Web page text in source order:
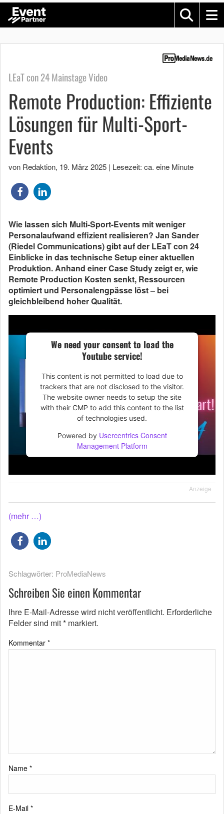
LEaT con 24 Mainstage Video
Remote Production: Effiziente
Lösungen für Multi-Sport-
Events
von Redaktion, 19. März 2025 | Lesezeit: ca. eine Minute
Wie lassen sich Multi-Sport-Events mit weniger
Personalaufwand effizient realisieren? Jan Sander
(Riedel Communications) gibt auf der LEaT con 24
Einblicke in das technische Setup einer aktuellen
Produktion. Anhand einer Case Study zeigt er, wie
Remote Production Kosten senkt, Ressourcen
optimiert und Personalengpässe löst – bei
gleichbleibend hoher Qualität.
We need your consent to load the
Youtube service!
This content is not permitted to load due to
trackers that are not disclosed to the visitor.
The website owner needs to setup the site
with their CMP to add this content to the list
of technologies used.
Powered by Usercentrics Consent
Management Platform
Anzeige
(mehr …)
Schlagwörter: ProMediaNews
Schreiben Sie einen Kommentar
Ihre E-Mail-Adresse wird nicht veröffentlicht. Erforderliche
Felder sind mit* markiert.
Kommentar *
Name *
E-Mail *